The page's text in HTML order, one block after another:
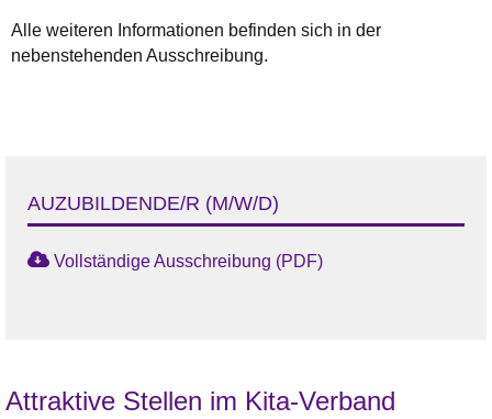
Alle weiteren Informationen befinden sich in der
nebenstehenden Ausschreibung.
AUZUBILDENDE/R (M/W/D)
Vollständige Ausschreibung (PDF)
Attraktive Stellen im Kita-Verband